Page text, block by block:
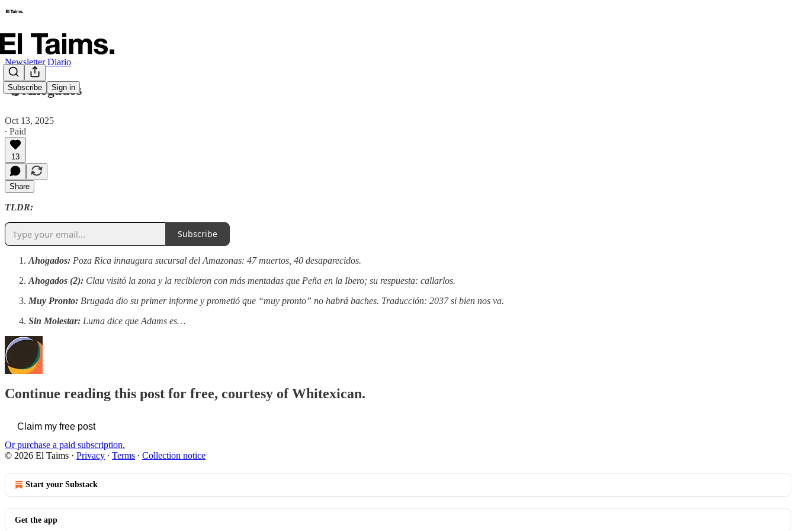
Subscribe Sign in
Newsletter Diario
🗞️ Ahogados
Oct 13, 2025
∙ Paid
13
Share
TLDR:
Subscribe
Ahogados: Poza Rica innaugura sucursal del Amazonas: 47 muertos, 40 desaparecidos.
Ahogados (2): Clau visitó la zona y la recibieron con más mentadas que Peña en la Ibero; su respuesta: callarlos.
Muy Pronto: Brugada dio su primer informe y prometió que “muy pronto” no habrá baches. Traducción: 2037 si bien nos va.
Sin Molestar: Luma dice que Adams es…
Continue reading this post for free, courtesy of Whitexican.
Claim my free post
Or purchase a paid subscription.
© 2026 El Taims · Privacy ∙ Terms ∙ Collection notice
Start your Substack
Get the app